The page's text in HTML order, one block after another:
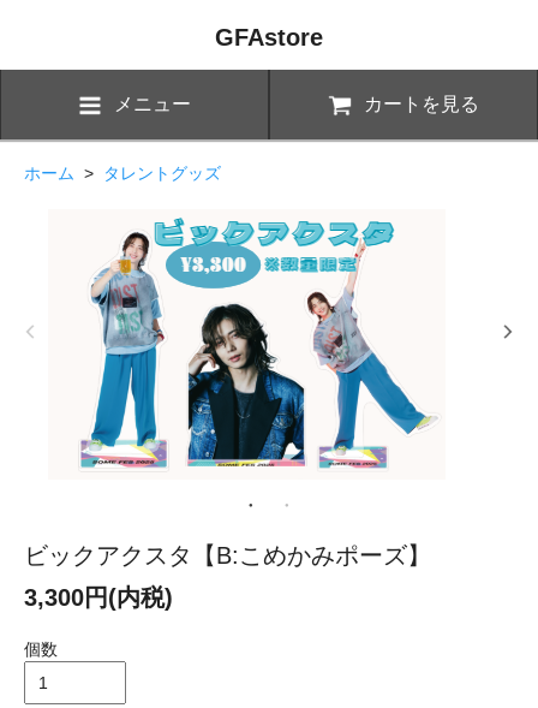
GFAstore
メニュー カートを見る
ホーム > タレントグッズ
ビックアクスタ【B:こめかみポーズ】
3,300円(内税)
個数